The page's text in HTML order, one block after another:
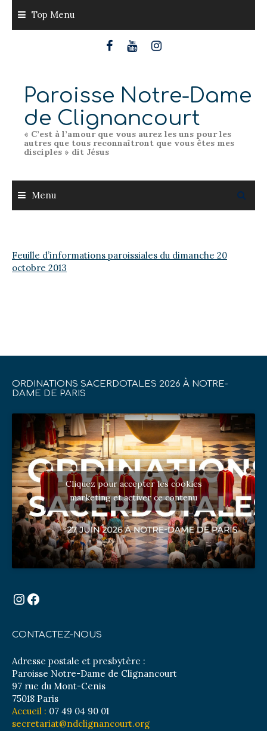
content
Top Menu
Paroisse Notre-Dame
de Clignancourt
« C’est à l’amour que vous aurez les uns pour les
autres que tous reconnaîtront que vous êtes mes
disciples » dit Jésus
Menu
Feuille d’informations paroissiales du dimanche 20
octobre 2013
ORDINATIONS SACERDOTALES 2026 À NOTRE-
DAME DE PARIS
Cliquez pour accepter les cookies
marketing et activer ce contenu
Instagram
Facebook
CONTACTEZ-NOUS
Adresse postale et presbytère :
Paroisse Notre-Dame de Clignancourt
97 rue du Mont-Cenis
75018 Paris
Accueil : 07 49 04 90 01
secretariat@ndclignancourt.org